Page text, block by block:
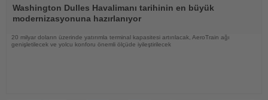
Oku
Washington Dulles Havalimanı tarihinin en büyük
modernizasyonuna hazırlanıyor
20 milyar doların üzerinde yatırımla terminal kapasitesi artırılacak, AeroTrain ağı
genişletilecek ve yolcu konforu önemli ölçüde iyileştirilecek